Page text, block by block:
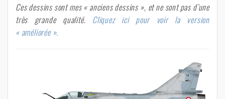
Ces dessins sont mes « anciens dessins », et ne sont pas d’une
très grande qualité. Cliquez ici pour voir la version
« améliorée ».